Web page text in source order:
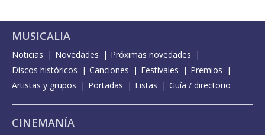
MUSICALIA
Noticias Novedades
Próximas novedades
Discos históricos
Canciones Festivales
Premios
Artistas y grupos
Portadas Listas Guía / directorio
CINEMANÍA